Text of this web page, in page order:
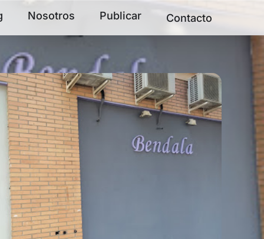
Nosotros Publicar Contacto